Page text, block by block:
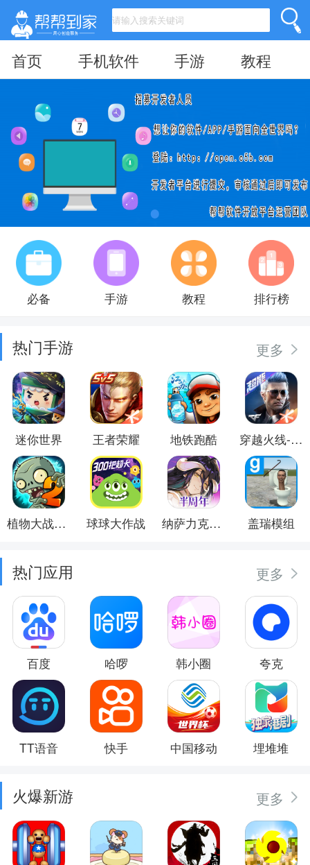
首页 手机软件 手游 教程
必备 手游 教程 排行榜
热门手游 更多
迷你世界 王者荣耀 地铁跑酷 穿越火线-枪战王者
植物大战僵尸2 球球大作战 纳萨力克之王 盖瑞模组
热门应用 更多
百度 哈啰 韩小圈 夸克
TT语音 快手 中国移动 埋堆堆
火爆新游 更多